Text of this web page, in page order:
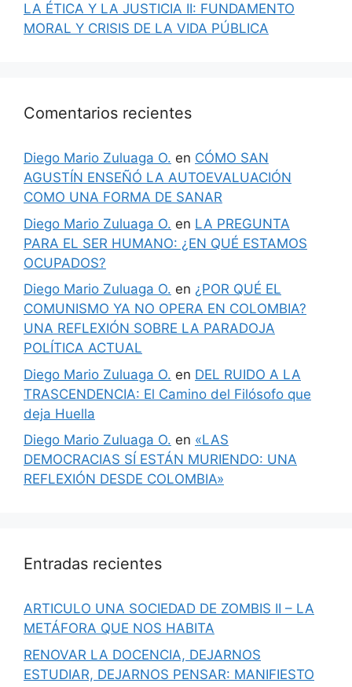
LA ÉTICA Y LA JUSTICIA II: FUNDAMENTO
MORAL Y CRISIS DE LA VIDA PÚBLICA
Comentarios recientes
Diego Mario Zuluaga O. en CÓMO SAN
AGUSTÍN ENSEÑÓ LA AUTOEVALUACIÓN
COMO UNA FORMA DE SANAR
Diego Mario Zuluaga O. en LA PREGUNTA
PARA EL SER HUMANO: ¿EN QUÉ ESTAMOS
OCUPADOS?
Diego Mario Zuluaga O. en ¿POR QUÉ EL
COMUNISMO YA NO OPERA EN COLOMBIA?
UNA REFLEXIÓN SOBRE LA PARADOJA
POLÍTICA ACTUAL
Diego Mario Zuluaga O. en DEL RUIDO A LA
TRASCENDENCIA: El Camino del Filósofo que
deja Huella
Diego Mario Zuluaga O. en «LAS
DEMOCRACIAS SÍ ESTÁN MURIENDO: UNA
REFLEXIÓN DESDE COLOMBIA»
Entradas recientes
ARTICULO UNA SOCIEDAD DE ZOMBIS II – LA
METÁFORA QUE NOS HABITA
RENOVAR LA DOCENCIA, DEJARNOS
ESTUDIAR, DEJARNOS PENSAR: MANIFIESTO